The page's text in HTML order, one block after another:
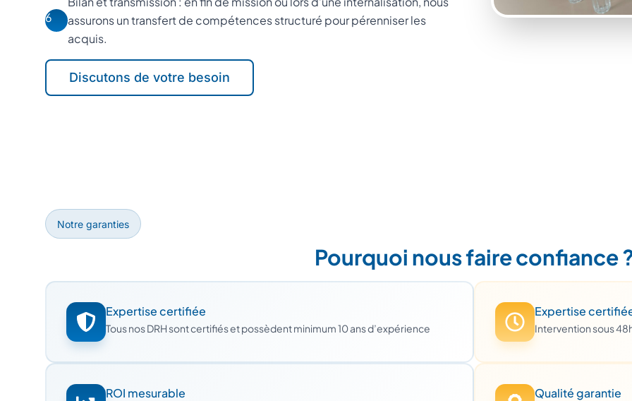
6
assurons un transfert de compétences structuré pour pérenniser les
acquis.
Discutons de votre besoin
Notre garanties
Pourquoi nous faire confiance
Expertise certifiée
Tous nos DRH sont certifiés et possèdent minimum 10 ans d’expérience
Expertise
Intervention sous
ROI mesurable Qualité garantie